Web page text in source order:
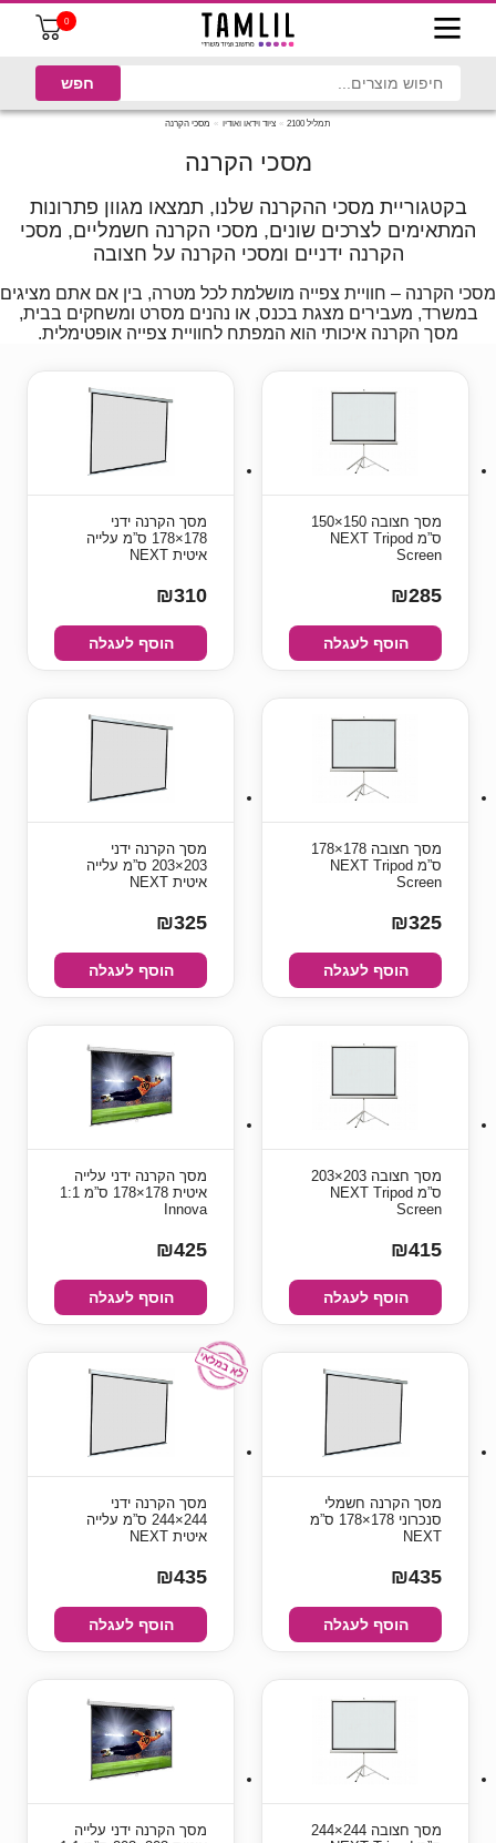
0
תמליל 2100 ציוד וידאו ואודיו מסכי הקרנה
מסכי הקרנה
בקטגוריית מסכי ההקרנה שלנו, תמצאו מגוון פתרונות
המתאימים לצרכים שונים, מסכי הקרנה חשמליים, מסכי
הקרנה ידניים ומסכי הקרנה על חצובה
מסכי הקרנה – חוויית צפייה מושלמת לכל מטרה, בין אם אתם מציגים
במשרד, מעבירים מצגת בכנס, או נהנים מסרט ומשחקים בבית,
מסך הקרנה איכותי הוא המפתח לחוויית צפייה אופטימלית.
מסך חצובה 150×150
ס”מ NEXT Tripod
Screen
₪285
הוסף לעגלה
מסך הקרנה ידני
178×178 ס”מ עלייה
איטית NEXT
₪310
הוסף לעגלה
מסך חצובה 178×178
ס”מ NEXT Tripod
Screen
₪325
הוסף לעגלה
מסך הקרנה ידני
203×203 ס”מ עלייה
איטית NEXT
₪325
הוסף לעגלה
מסך חצובה 203×203
ס”מ NEXT Tripod
Screen
₪415
הוסף לעגלה
מסך הקרנה ידני עלייה
איטית 178×178 ס”מ 1:1
Innova
₪425
הוסף לעגלה
מסך הקרנה חשמלי
סנכרוני 178×178 ס”מ
NEXT
₪435
הוסף לעגלה
מסך הקרנה ידני
244×244 ס”מ עלייה
איטית NEXT
₪435
הוסף לעגלה
מסך חצובה 244×244
מסך הקרנה ידני עלייה